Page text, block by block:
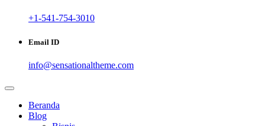
+1-541-754-3010
Email ID
info@sensationaltheme.com
Beranda
Blog